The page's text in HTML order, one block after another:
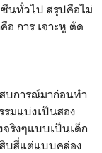
นทั่วไป สรุปคือไม่
การ เจาะหู ตัด
บการณ์มาก่อนทำ
มแบ่งเป็นสอง
ริงๆแบบเป็นเด็ก
บสี่แต่แบบคล่อง